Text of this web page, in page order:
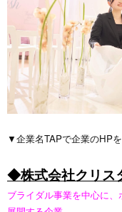
▼企業名TAPで企業のHP
◆株式会社クリス
ブライダル事業を中心に